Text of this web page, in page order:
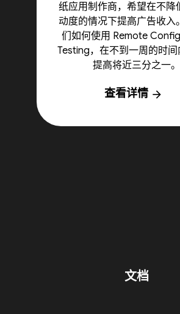
纸应用制作商，希望在不降
动度的情况下提高广告收入
们如何使用 Remote
Testing，在不到一周的时
提高将近三分之一。
查看详情 arrow_forward
文档